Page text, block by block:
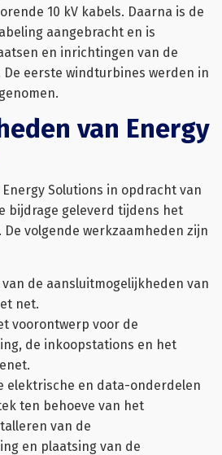
10 kV kabels. Daarna is de
aangebracht en is
en inrichtingen van de
eerste windturbines werden in
van Energy
Solutions in opdracht van
bijdrage geleverd tijdens het
volgende werkzaamheden zijn
de aansluitmogelijkheden van
net.
voorontwerp voor de
de inkoopstations en het
elektrische en data-onderdelen
ten behoeve van het
van de
en plaatsing van de